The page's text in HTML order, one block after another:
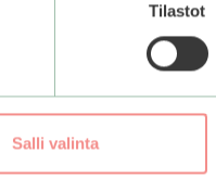
Tilastot
Salli valinta